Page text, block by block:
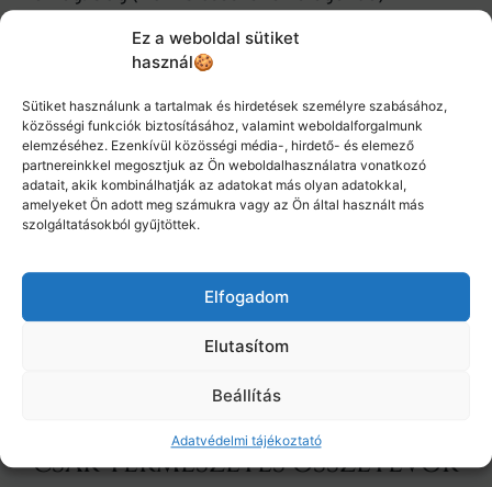
Ez a weboldal sütiket
használ🍪
Sütiket használunk a tartalmak és hirdetések személyre szabásához,
közösségi funkciók biztosításához, valamint weboldalforgalmunk
elemzéséhez. Ezenkívül közösségi média-, hirdető- és elemező
partnereinkkel megosztjuk az Ön weboldalhasználatra vonatkozó
adatait, akik kombinálhatják az adatokat más olyan adatokkal,
amelyeket Ön adott meg számukra vagy az Ön által használt más
szolgáltatásokból gyűjtöttek.
Elfogadom
Elutasítom
Beállítás
Adatvédelmi tájékoztató
Kosárba teszem
Kategóriák Koffein nélkül
csak természetes összetevők